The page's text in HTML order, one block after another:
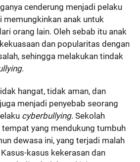
cenderung menjadi pelaku
memungkinkan anak untuk
orang lain. Oleh sebab itu anak
dan popularitas dengan
sehingga melakukan tindak
.
hangat, tidak aman, dan
menjadi penyebab seorang
cyberbullying. Sekolah
yang mendukung tumbuh
dewasa ini, yang terjadi malah
kasus kekerasan dan